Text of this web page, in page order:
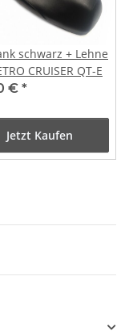
schwarz + Lehne
CRUISER QT-E
€ *
Jetzt Kaufen